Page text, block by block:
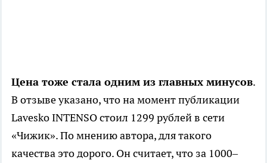
Цена тоже стала одним из главных минусов.
В отзыве указано, что на момент публикации
Lavesko INTENSO стоил 1299 рублей в сети
«Чижик». По мнению автора, для такого
качества это дорого. Он считает, что за 1000–